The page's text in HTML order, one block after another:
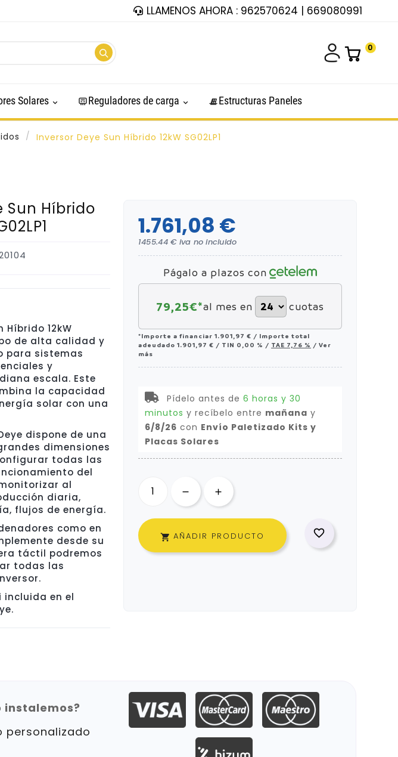
LLAMENOS AHORA : 962570624 | 669080991
0
Solares Reguladores de carga Estructuras Paneles
Inversor Deye Sun Híbrido 12kW SG02LP1
Sun Híbrido
Híbrido 12kW
de alta calidad y
para sistemas
y
escala. Este
la capacidad
solar con una
dispone de una
dimensiones
todas las
del
al
diaria,
flujos de energía.
como en
desde su
táctil podremos
todas las
incluida en el
1.761,08 €
1455.44 € iva no incluido
Págalo a plazos con
79,25€*al mes en cuotas
*Importe a financiar 1.901,97 € / Importe total
adeudado 1.901,97 € / TIN 0,00 % / TAE 7,76 % / Ver
más
Pídelo antes de 6 horas y 30
minutos y recíbelo entre mañana y
6/8/26 con Envío Paletizado Kits y
Placas Solares
 AÑADIR PRODUCTO 
instalemos?
personalizado